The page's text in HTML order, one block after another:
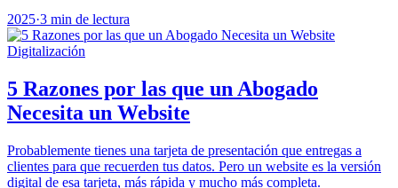
2025·3 min de lectura
Digitalización
5 Razones por las que un Abogado
Necesita un Website
Probablemente tienes una tarjeta de presentación que entregas a
clientes para que recuerden tus datos. Pero un website es la versión
digital de esa tarjeta, más rápida y mucho más completa.